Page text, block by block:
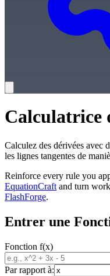
Calculatrice
Calculez des dérivées avec
les lignes tangentes de
Reinforce every rule you
EquationCraft and turn
FlashForge.
Entrer une
Fonction f(x)
Par rapport à: